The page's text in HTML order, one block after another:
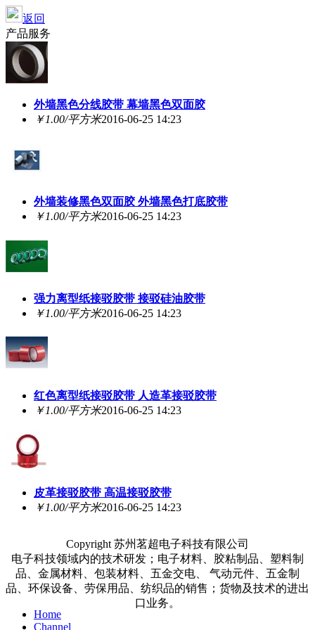
返回
产品服务
外墙黑色分线胶带 幕墙黑色双面胶
￥1.00/平方米2016-06-25 14:23
外墙装修黑色双面胶 外墙黑色打底胶带
￥1.00/平方米2016-06-25 14:23
强力离型纸接驳胶带 接驳硅油胶带
￥1.00/平方米2016-06-25 14:23
红色离型纸接驳胶带 人造革接驳胶带
￥1.00/平方米2016-06-25 14:23
皮革接驳胶带 高温接驳胶带
￥1.00/平方米2016-06-25 14:23
Copyright 苏州茗超电子科技有限公司
电子科技领域内的技术研发；电子材料、胶粘制品、塑料制
品、金属材料、包装材料、五金交电、 气动元件、五金制
品、环保设备、劳保用品、纺织品的销售；货物及技术的进出
口业务。
Home
Channel